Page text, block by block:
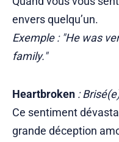
envers quelqu’un.
Exemple : "He was
family."
Heartbroken :
Ce sentiment
grande déception